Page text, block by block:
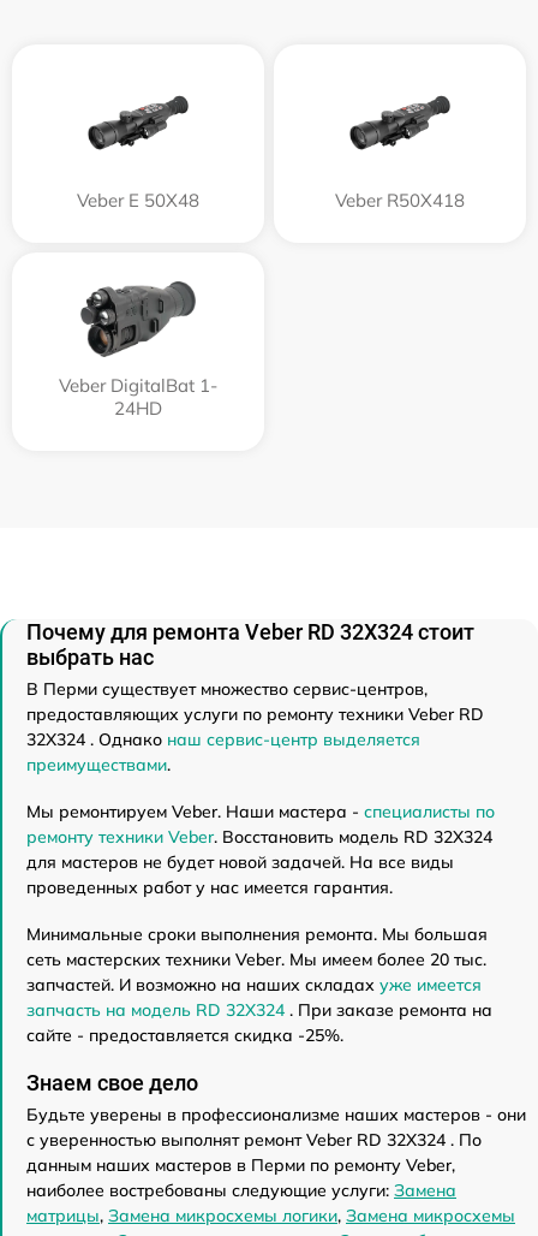
Veber E 50X48 Veber R50X418
Veber DigitalBat 1-
24HD
Почему для ремонта Veber RD 32X324 стоит
выбрать нас
В Перми существует множество сервис-центров,
предоставляющих услуги по ремонту техники Veber RD
32X324 . Однако наш сервис-центр выделяется
преимуществами.
Мы ремонтируем Veber. Наши мастера - специалисты по
ремонту техники Veber. Восстановить модель RD 32X324
для мастеров не будет новой задачей. На все виды
проведенных работ у нас имеется гарантия.
Минимальные сроки выполнения ремонта. Мы большая
сеть мастерских техники Veber. Мы имеем более 20 тыс.
запчастей. И возможно на наших складах уже имеется
запчасть на модель RD 32X324 . При заказе ремонта на
сайте - предоставляется скидка -25%.
Знаем свое дело
Будьте уверены в профессионализме наших мастеров - они
с уверенностью выполнят ремонт Veber RD 32X324 . По
данным наших мастеров в Перми по ремонту Veber,
наиболее востребованы следующие услуги: Замена
матрицы, Замена микросхемы логики, Замена микросхемы